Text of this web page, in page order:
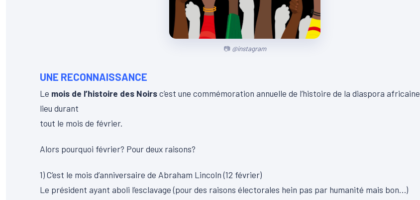
@instagram
UNE RECONNAISSANCE
Le mois de l’histoire des Noirsc’est une commémoration annuelle de l’histoire de la diaspora africaine
lieu durant
tout le mois de février.
Alors pourquoi février? Pour deux raisons?
1) C’est le mois d’anniversaire de Abraham Lincoln (12 février)
Le président ayant aboli l’esclavage (pour des raisons électorales hein pas par humanité mais bon…)